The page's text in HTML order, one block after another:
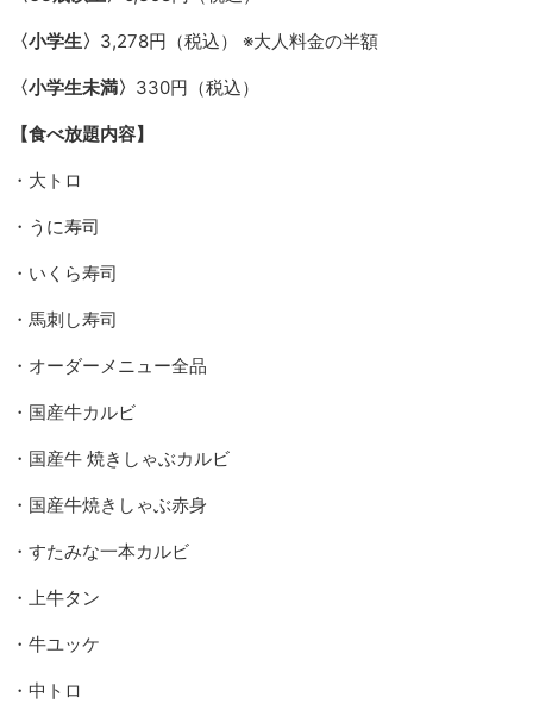
〈小学生〉 3,278円（税込） ※大人料金の半額
〈小学生未満〉 330円（税込）
【食べ放題内容】
・大トロ
・うに寿司
・いくら寿司
・馬刺し寿司
・オーダーメニュー全品
・国産牛カルビ
・国産牛 焼きしゃぶカルビ
・国産牛焼きしゃぶ赤身
・すたみな一本カルビ
・上牛タン
・牛ユッケ
・中トロ